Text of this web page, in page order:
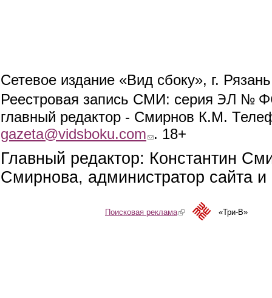
Сетевое издание «Вид сбоку», г.
Реестровая запись СМИ: серия ЭЛ №
главный редактор - Смирнов К.М.
gazeta@vidsboku.com (link sends e-mail)
. 18+
Главный редактор: Константин
Смирнова, администратор сайта
Поисковая реклама(link is external)«Три-В»